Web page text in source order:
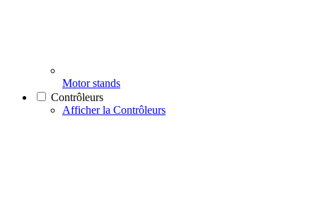
Motor stands
Contrôleurs
Afficher la Contrôleurs